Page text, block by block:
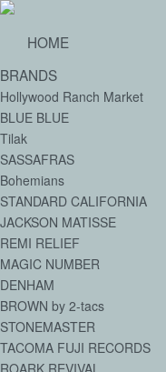
HOME
BRANDS
Hollywood Ranch Market
BLUE BLUE
Tilak
SASSAFRAS
Bohemians
STANDARD CALIFORNIA
JACKSON MATISSE
REMI RELIEF
MAGIC NUMBER
DENHAM
BROWN by 2-tacs
STONEMASTER
TACOMA FUJI RECORDS
ROARK REVIVAL